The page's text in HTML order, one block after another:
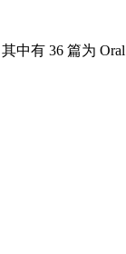
中有 36 篇为 Oral